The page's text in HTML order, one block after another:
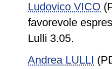
Ludovico VICO
favorevole
Lulli 3.05.
Andrea LULLI